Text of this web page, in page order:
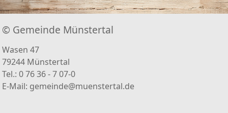
© Gemeinde Münstertal
Wasen 47
79244 Münstertal
Tel.: 0 76 36 - 7 07-0
E-Mail: gemeinde@muenstertal.de